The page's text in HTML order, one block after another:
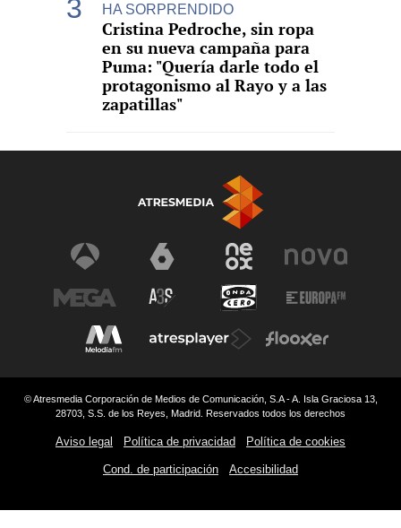
HA SORPRENDIDO
Cristina Pedroche, sin ropa
en su nueva campaña para
Puma: "Quería darle todo el
protagonismo al Rayo y a las
zapatillas"
© Atresmedia Corporación de Medios de Comunicación, S.A - A. Isla Graciosa 13,
28703, S.S. de los Reyes, Madrid. Reservados todos los derechos
Aviso legal Política de privacidad Política de cookies
Cond. de participación Accesibilidad